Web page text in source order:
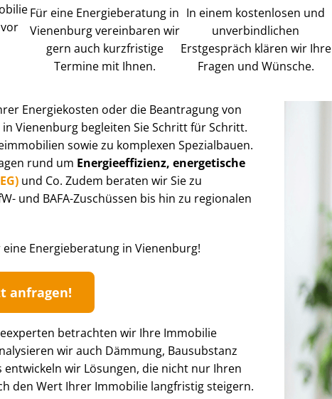
Für eine Energieberatung in
Vienenburg vereinbaren wir
gern auch kurzfristige
Termine mit Ihnen.
In einem kostenlosen und
unverbindlichen
Erstgespräch klären wir Ihre
Fragen und Wünsche.
Energiekosten oder die Beantragung von
Vienenburg begleiten Sie Schritt für Schritt.
sowie zu komplexen Spezialbauen.
rund um En­er­gie­ef­fi­zi­enz, energetische
und Co. Zudem beraten wir Sie zu
und BAFA-Zuschüssen bis hin zu regionalen
Energieberatung in Vienenburg!
anfragen!
betrachten wir Ihre Immobilie
wir auch Dämmung, Bausubstanz
wir Lösungen, die nicht nur Ihren
den Wert Ihrer Immobilie langfristig steigern.